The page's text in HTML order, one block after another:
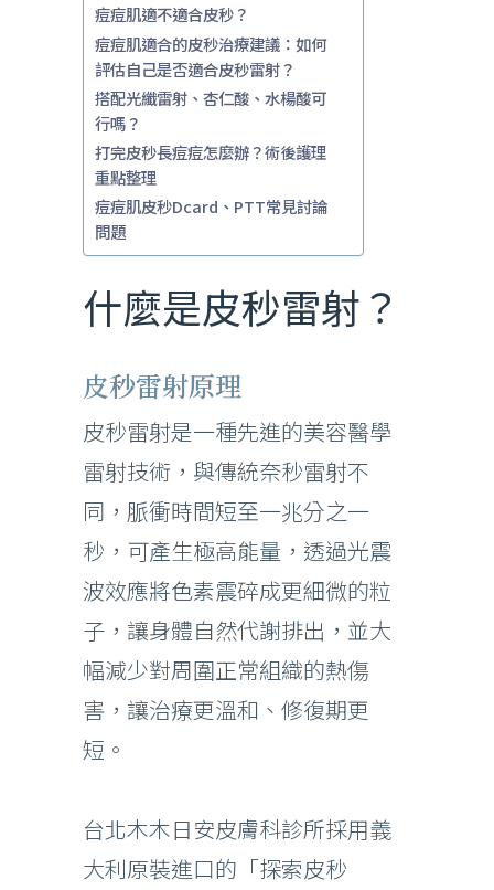
痘痘肌適不適合皮秒？
痘痘肌適合的皮秒治療建議：如何
評估自己是否適合皮秒雷射？
搭配光纖雷射、杏仁酸、水楊酸可
行嗎？
打完皮秒長痘痘怎麼辦？術後護理
重點整理
痘痘肌皮秒Dcard、PTT常見討論
問題
什麼是皮秒雷射？
皮秒雷射原理
皮秒雷射是一種先進的美容醫學
雷射技術，與傳統奈秒雷射不
同，脈衝時間短至一兆分之一
秒，可產生極高能量，透過光震
波效應將色素震碎成更細微的粒
子，讓身體自然代謝排出，並大
幅減少對周圍正常組織的熱傷
害，讓治療更溫和、修復期更
短。
台北木木日安皮膚科診所採用義
大利原裝進口的「探索皮秒